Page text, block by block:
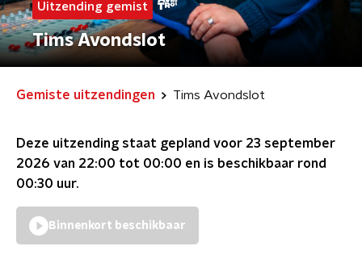
Uitzending gemist
Tims Avondslot
Gemiste uitzendingen Tims Avondslot
Deze uitzending staat gepland voor 23 september
2026 van 22:00 tot 00:00 en is beschikbaar rond
00:30 uur.
Binnenkort beschikbaar